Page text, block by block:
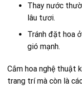
Thay nước
lâu tươi.
Tránh đặt hoa
gió mạnh.
Cắm hoa nghệ thuật
trang trí mà còn là